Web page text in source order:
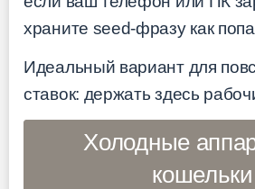
храните seed-фразу как
Идеальный вариант для
ставок: держать здесь
Холодные
кошельки